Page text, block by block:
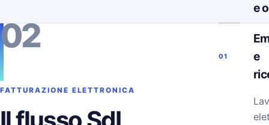
e
02
FATTURAZIONE ELETTRONICA
01
e